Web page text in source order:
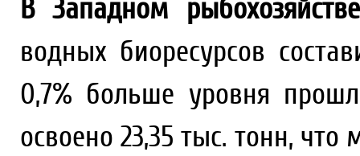
В Западном
водных биоресурсов
0,7% больше уровня
освоено 23,35 тыс. тонн,